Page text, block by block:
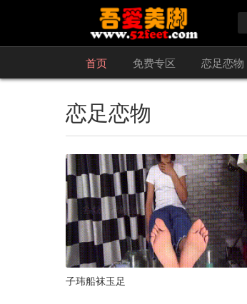
首页 免费专区 恋足恋物
恋足恋物
子玮船袜玉足